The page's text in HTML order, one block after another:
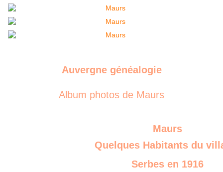
Auvergne généalogie
Album photos de Maurs
Maurs
Quelques Habitants du
Serbes en 1916